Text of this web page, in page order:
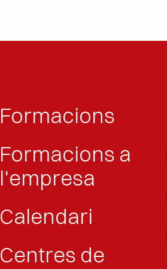
Formacions
Formacions a
l'empresa
Calendari
Centres de